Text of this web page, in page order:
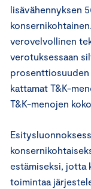
lisävähennyksen
verovelvollinen
verotuksessaan
prosenttiosuuden
kattamat T&K-
T&K-menojen
estämiseksi, jotta
toimintaa